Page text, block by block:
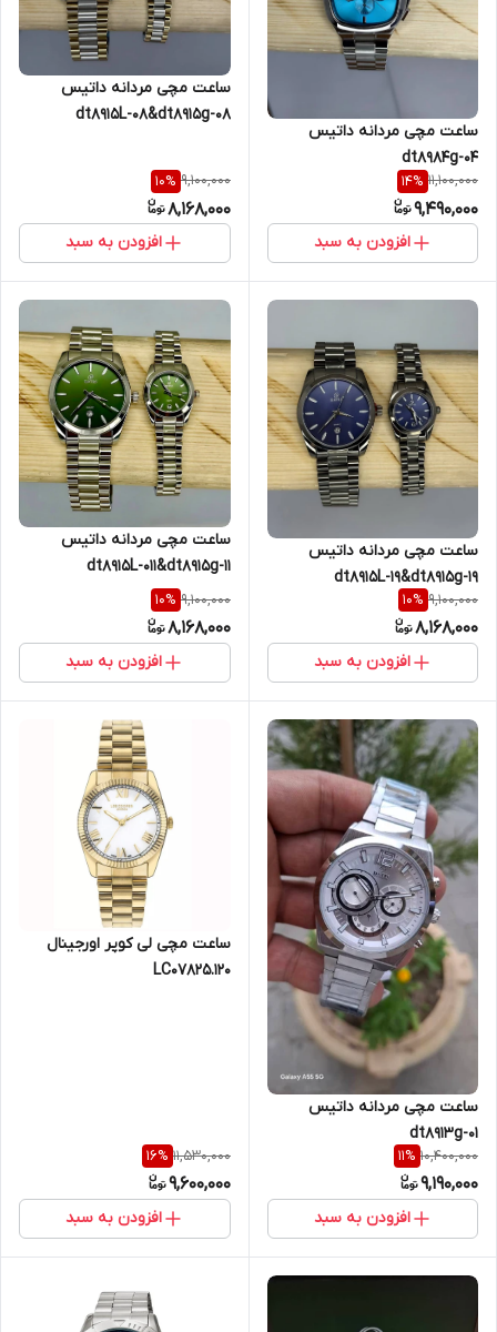
ساعت مچی مردانه داتیس
dt8984g-04
11,100,000
14%
9,490,000
افزودن به سبد
ساعت مچی مردانه داتیس
dt8915L-08&dt8915g-08
9,100,000
10%
8,168,000
افزودن به سبد
ساعت مچی مردانه داتیس
dt8915L-19&dt8915g-19
9,100,000
10%
8,168,000
افزودن به سبد
ساعت مچی مردانه داتیس
dt8915L-011&dt8915g-11
9,100,000
10%
8,168,000
افزودن به سبد
ساعت مچی مردانه داتیس
dt8913g-01
10,400,000
11%
9,190,000
افزودن به سبد
ساعت مچی لی کوپر اورجینال
LC07825.120
11,530,000
16%
9,600,000
افزودن به سبد